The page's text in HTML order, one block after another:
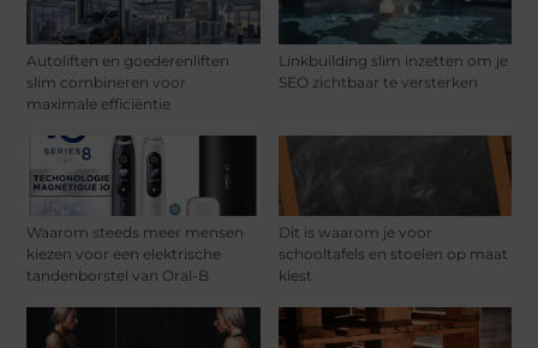
Autoliften en goederenliften
slim combineren voor
maximale efficiëntie
Linkbuilding slim inzetten om je
SEO zichtbaar te versterken
Waarom steeds meer mensen
kiezen voor een elektrische
tandenborstel van Oral-B
Dit is waarom je voor
schooltafels en stoelen op maat
kiest